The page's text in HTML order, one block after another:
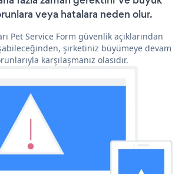
veya hatalara neden olur.
Pet Service Form güvenlik açıklarından
şirketiniz büyümeye devam
karşılaşmanız olasıdır.